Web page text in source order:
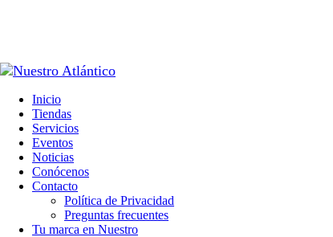
Inicio
Tiendas
Servicios
Eventos
Noticias
Conócenos
Contacto
Política de Privacidad
Preguntas frecuentes
Tu marca en Nuestro